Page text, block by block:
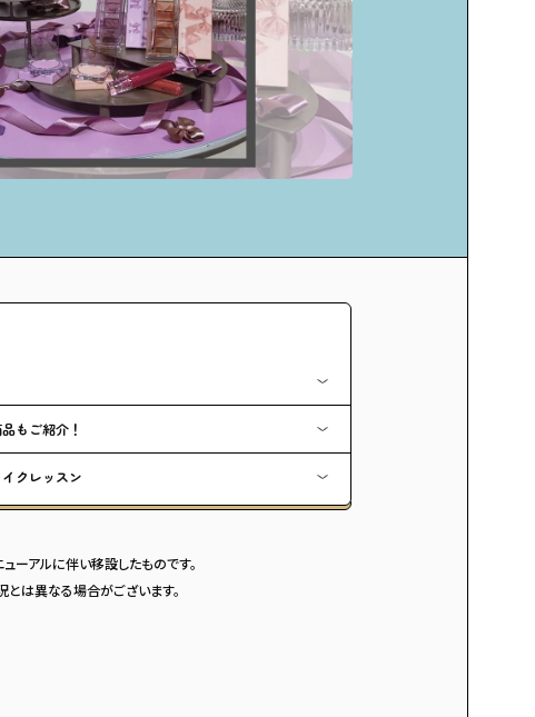
もご紹介！
クレッスン
ーアルに伴い移設したものです。
は異なる場合がございます。